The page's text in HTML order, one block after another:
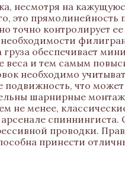
несмотря на
это
точно контролирует
обеспечивает
веса и тем самым
необходимо
что
шарнирные
не менее,
проводки.
принести